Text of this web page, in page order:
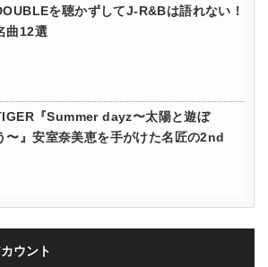
を聴かずしてJ-R&Bは語れない！
曲12選
『Summer dayz〜太陽と遊ぼ
〜』安室奈美恵を手がけた名匠の2nd
ウント